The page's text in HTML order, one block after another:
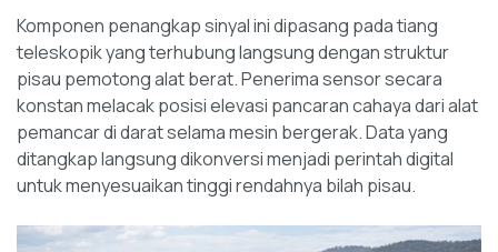
Komponen penangkap sinyal ini dipasang pada tiang
teleskopik yang terhubung langsung dengan struktur
pisau pemotong alat berat. Penerima sensor secara
konstan melacak posisi elevasi pancaran cahaya dari alat
pemancar di darat selama mesin bergerak. Data yang
ditangkap langsung dikonversi menjadi perintah digital
untuk menyesuaikan tinggi rendahnya bilah pisau.